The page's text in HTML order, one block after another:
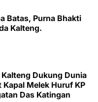
Batas, Purna Bhakti
Kalteng.
Dukung Dunia
Melek Huruf KP
Das Katingan